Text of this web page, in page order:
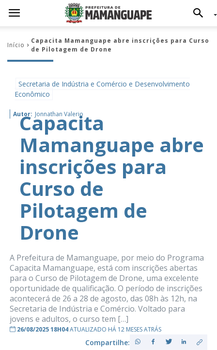
Início
Capacita Mamanguape abre inscrições para Curso
de Pilotagem de Drone
Secretaria de Indústria e Comércio e Desenvolvimento
Econômico
Autor: Jonnathan Valerio
Capacita
Mamanguape abre
inscrições para
Curso de
Pilotagem de
Drone
A Prefeitura de Mamanguape, por meio do Programa
Capacita Mamanguape, está com inscrições abertas
para o Curso de Pilotagem de Drone, uma excelente
oportunidade de qualificação. O período de inscrições
acontecerá de 26 a 28 de agosto, das 08h às 12h, na
Secretaria de Indústria e Comércio. Voltado para
jovens e adultos, o curso tem […]
26/08/2025 18H04ATUALIZADO HÁ 12 MESES ATRÁS
Compartilhe: